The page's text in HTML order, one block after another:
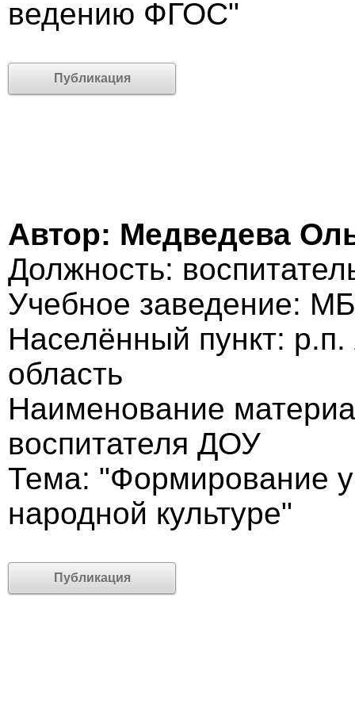
ведению ФГОС"
Публикация
Автор: Медведева
Должность:
Учебное заведение:
Населённый пункт:
область
Наименование
воспитателя ДОУ
Тема: "Формирование
народной культуре"
Публикация